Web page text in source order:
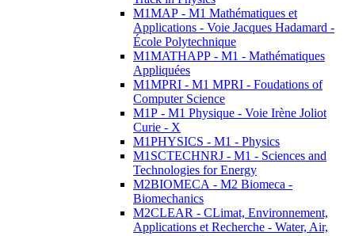
M1MAP - M1 Mathématiques et
Applications - Voie Jacques Hadamard -
École Polytechnique
M1MATHAPP - M1 - Mathématiques
Appliquées
M1MPRI - M1 MPRI - Foudations of
Computer Science
M1P - M1 Physique - Voie Irène Joliot
Curie - X
M1PHYSICS - M1 - Physics
M1SCTECHNRJ - M1 - Sciences and
Technologies for Energy
M2BIOMECA - M2 Biomeca -
Biomechanics
M2CLEAR - CLimat, Environnement,
Applications et Recherche - Water, Air,